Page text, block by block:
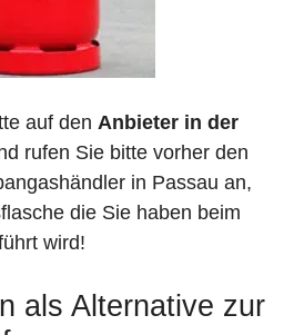
auf den Anbieter in der
rufen Sie bitte vorher den
in Passau an,
die Sie haben beim
wird!
als Alternative zur